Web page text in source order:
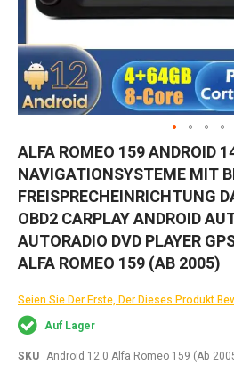
Zum
der
Bildgalerie
springen
ALFA ROMEO 159 ANDROID
NAVIGATIONSYSTEME MIT
FREISPRECHEINRICHTUNG
OBD2 CARPLAY ANDROID
AUTORADIO DVD PLAYER
ALFA ROMEO 159 (AB 2005)
Seien Sie Der Erste, Der Dieses Produkt
Auf Lager
SKU Android 12.0 Alfa Romeo 159 (Ab